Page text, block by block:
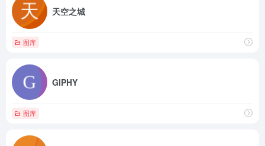
天空之城
图库
GIPHY
图库